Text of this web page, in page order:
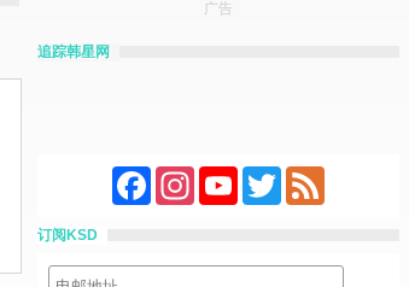
广告
追踪韩星网
FacebookInstagramYouTubeTwitterFeed
订阅KSD